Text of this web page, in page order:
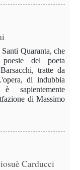
Quaranta, che
poesie del poeta
tratte da
di indubbia
sapientemente
di Massimo
Carducci